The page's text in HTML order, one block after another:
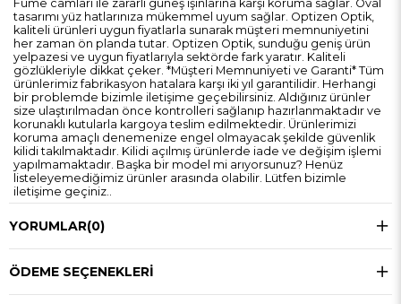
Füme camları ile zararlı güneş ışınlarına karşı koruma sağlar. Oval
tasarımı yüz hatlarınıza mükemmel uyum sağlar. Optizen Optik,
kaliteli ürünleri uygun fiyatlarla sunarak müşteri memnuniyetini
her zaman ön planda tutar. Optizen Optik, sunduğu geniş ürün
yelpazesi ve uygun fiyatlarıyla sektörde fark yaratır. Kaliteli
gözlükleriyle dikkat çeker. *Müşteri Memnuniyeti ve Garanti* Tüm
ürünlerimiz fabrikasyon hatalara karşı iki yıl garantilidir. Herhangi
bir problemde bizimle iletişime geçebilirsiniz. Aldığınız ürünler
size ulaştırılmadan önce kontrolleri sağlanıp hazırlanmaktadır ve
korunaklı kutularla kargoya teslim edilmektedir. Ürünlerimizi
koruma amaçlı denemenize engel olmayacak şekilde güvenlik
kilidi takılmaktadır. Kilidi açılmış ürünlerde iade ve değişim işlemi
yapılmamaktadır. Başka bir model mi arıyorsunuz? Henüz
listeleyemediğimiz ürünler arasında olabilir. Lütfen bizimle
iletişime geçiniz..
YORUMLAR(0)
ÖDEME SEÇENEKLERI